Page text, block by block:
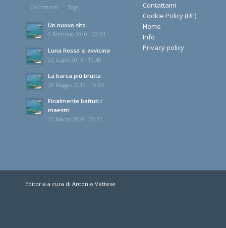
Commenti Tags
Un nuovo sito
5 Febbraio 2010 - 02:24
Luna Rossa si avvicina
22 Luglio 2013 - 10:40
La barca più brutta
28 Maggio 2010 - 15:03
Finalmente battuti i
maestri
15 Marzo 2010 - 06:31
Contattami
Cookie Policy (UE)
Home
Info
Privacy policy
Editoria a cura di Antonio Vettese